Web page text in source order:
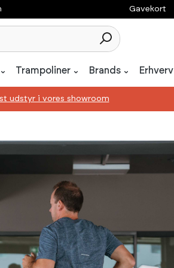
Gavekort
Trampoliner Brands Erhverv
udstyr i vores showroom